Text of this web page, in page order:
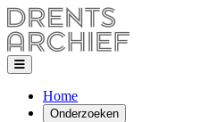
Home
Onderzoeken